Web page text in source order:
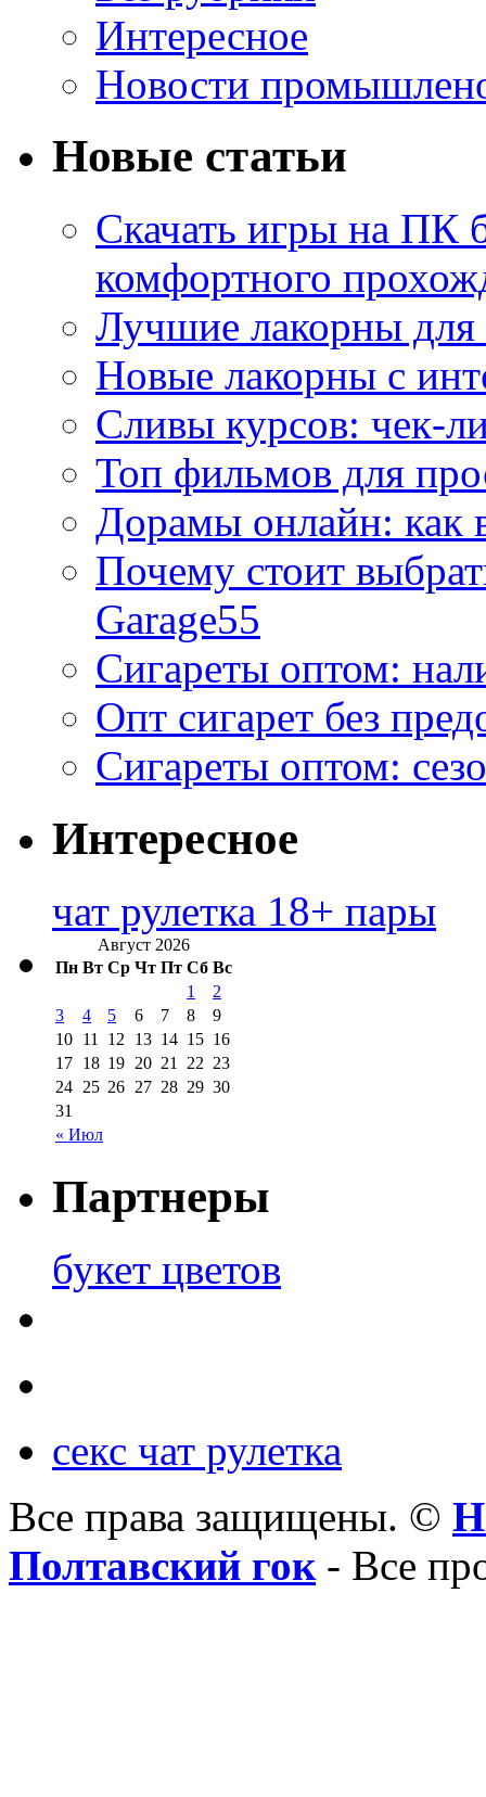
Интересное
Новости
Новые статьи
Скачать игры на ПК
комфортного
Лучшие лакорны для
Новые лакорны с
Сливы курсов: чек-
Топ фильмов для
Дорамы онлайн: как
Почему стоит
Garage55
Сигареты оптом:
Опт сигарет без
Сигареты оптом:
Интересное
чат рулетка 18+ пары
Август 2026
Пн Вт Ср Чт Пт Сб Вс
« Июл
1
2
3
4 5 6 7 8
9
10 11 12 13 14 15 16
17 18 19 20 21 22 23
24 25 26 27 28 29 30
31
Партнеры
букет цветов
секс чат рулетка
Все права защищены. ©
Полтавский гок- Все